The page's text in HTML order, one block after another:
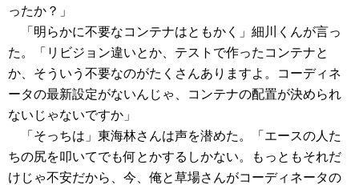
ったか？」
「明らかに不要なコンテナはともかく」細川くんが言っ
た。「リビジョン違いとか、テストで作ったコンテナと
か、そういう不要なのがたくさんありますよ。コーディネ
ータの最新設定がないんじゃ、コンテナの配置が決められ
ないじゃないですか」
「そっちは」東海林さんは声を潜めた。「エースの人た
ちの尻を叩いてでも何とかするしかない。もっともそれだ
けじゃ不安だから、今、俺と草場さんがコーディネータの